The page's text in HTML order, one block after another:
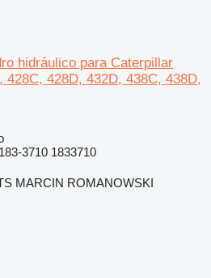
hidráulico para Caterpillar
428C, 428D, 432D, 438C, 438D,
3710 1833710
MARCIN ROMANOWSKI